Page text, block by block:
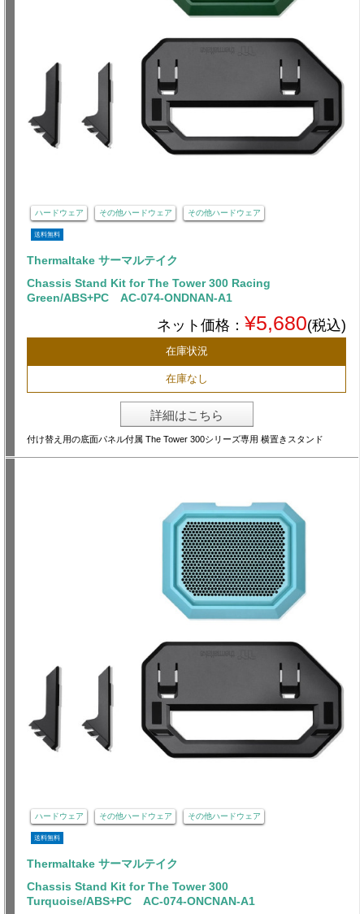
ハードウェア その他ハードウェア その他ハードウェア
送料無料
Thermaltake サーマルテイク
Chassis Stand Kit for The Tower 300 Racing
Green/ABS+PC AC-074-ONDNAN-A1
ネット価格： ¥5,680(税込)
在庫状況
在庫なし
詳細はこちら
付け替え用の底面パネル付属 The Tower 300シリーズ専用 横置きスタンド
ハードウェア その他ハードウェア その他ハードウェア
送料無料
Thermaltake サーマルテイク
Chassis Stand Kit for The Tower 300
Turquoise/ABS+PC AC-074-ONCNAN-A1